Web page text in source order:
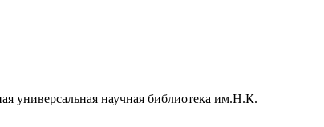
универсальная научная библиотека им.Н.К.